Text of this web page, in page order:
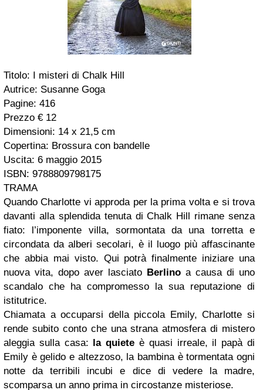
Titolo: I misteri di Chalk Hill
Autrice: Susanne Goga
Pagine: 416
Prezzo € 12
Dimensioni: 14 x 21,5 cm
Copertina: Brossura con bandelle
Uscita: 6 maggio 2015
ISBN: 9788809798175
TRAMA
Quando Charlotte vi approda per la prima volta e si trova
davanti alla splendida tenuta di Chalk Hill rimane senza
fiato: l’imponente villa, sormontata da una torretta e
circondata da alberi secolari, è il luogo più affascinante
che abbia mai visto. Qui potrà finalmente iniziare una
nuova vita, dopo aver lasciato Berlino a causa di uno
scandalo che ha compromesso la sua reputazione di
istitutrice.
Chiamata a occuparsi della piccola Emily, Charlotte si
rende subito conto che una strana atmosfera di mistero
aleggia sulla casa: la quiete è quasi irreale, il papà di
Emily è gelido e altezzoso, la bambina è tormentata ogni
notte da terribili incubi e dice di vedere la madre,
scomparsa un anno prima in circostanze misteriose.